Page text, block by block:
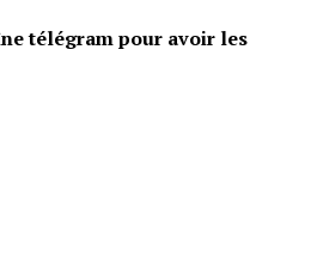
télégram pour avoir les